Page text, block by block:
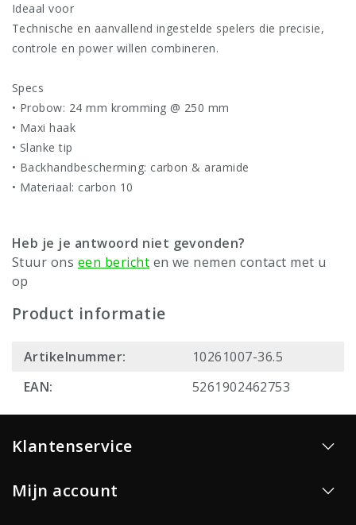
Ideaal voor
Technische en aanvallend ingestelde spelers die precisie,
controle en power willen combineren.
Specs
• Probow: 24 mm kromming @ 250 mm
• Maxi haak
• Slanke tip
• Backhandbescherming: carbon & aramide
• Materiaal: carbon 10
Heb je je antwoord niet gevonden?
Stuur ons een bericht en we nemen contact met u
op
Product informatie
Artikelnummer:
10261007-36.5
EAN:
5261902462753
Klantenservice
Mijn account